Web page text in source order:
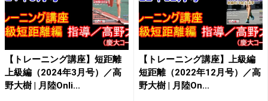
【トレーニング講座】短距離
上級編（2024年3月号）／高
野大樹 | 月陸Onli...
【トレーニング講座】上級編
短距離（2022年12月号）／高
野大樹 | 月陸On...